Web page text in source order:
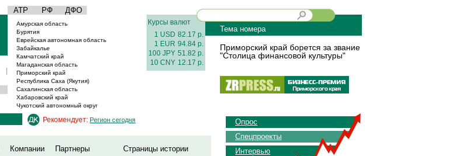
АТР РФ ДФО
|
Амурская область
Бурятия
Еврейская автономная область
Забайкалье
Камчатский край
Магаданская область
Приморский край
Республика Саха (Якутия)
Сахалинская область
Хабаровский край
Чукотский автономный округ
Курсы валют
1 USD 82.17 р.
1 EUR 94.84 р.
100 JPY 51.82 р.
10 CNY 12.17 р.
Тема номера
Приморский край борется за звание
"Столица финансовой культуры"
Рекомендует: Регион сегодня
Компании Партнеры
Страницы истории
Опрос
Спецпроекты
Интервью